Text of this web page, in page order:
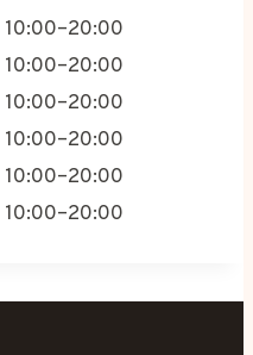
10:00–20:00
10:00–20:00
10:00–20:00
10:00–20:00
10:00–20:00
10:00–20:00